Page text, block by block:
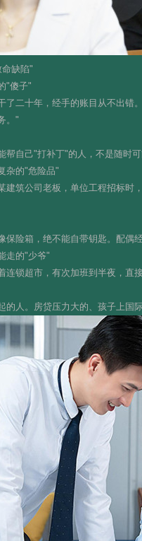
缺陷"
"傻子"
了二十年，经手的账目从不出错
。"
帮自己"打补丁"的人，不是随时
杂的"危险品"
建筑公司老板，单位工程招标时
保险箱，绝不能自带钥匙。配偶
走的"少爷"
连锁超市，有次加班到半夜，直
的人。房贷压力大的、孩子上国